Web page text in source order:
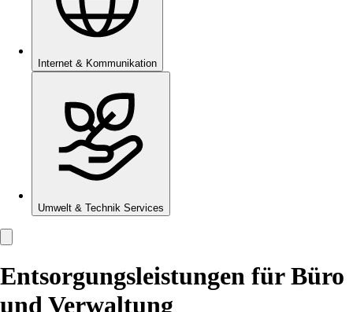
Internet & Kommunikation
Umwelt & Technik Services
Entsorgungsleistungen für Büro
und Verwaltung